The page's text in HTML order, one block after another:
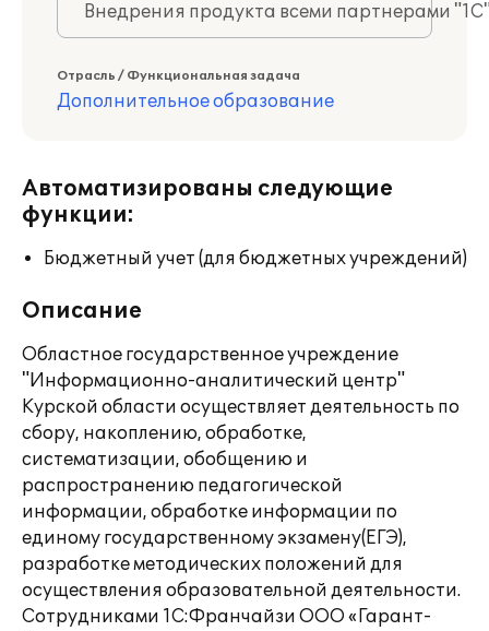
Внедрения продукта всеми партнерами
Отрасль / Функциональная задача
Дополнительное образование
Автоматизированы следующие
функции:
Бюджетный учет (для бюджетных учреждений)
Описание
Областное государственное учреждение
"Информационно-аналитический центр"
Курской области осуществляет деятельность по
сбору, накоплению, обработке,
систематизации, обобщению и
распространению педагогической
информации, обработке информации по
единому государственному экзамену(ЕГЭ),
разработке методических положений для
осуществления образовательной деятельности.
Сотрудниками 1С:Франчайзи ООО «Гарант-